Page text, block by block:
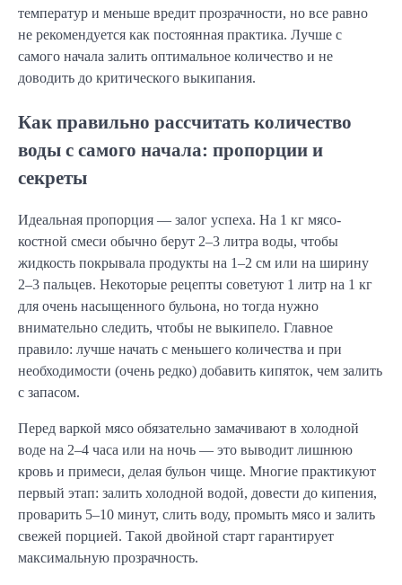
температур и меньше вредит прозрачности, но все равно
не рекомендуется как постоянная практика. Лучше с
самого начала залить оптимальное количество и не
доводить до критического выкипания.
Как правильно рассчитать количество
воды с самого начала: пропорции и
секреты
Идеальная пропорция — залог успеха. На 1 кг мясо-
костной смеси обычно берут 2–3 литра воды, чтобы
жидкость покрывала продукты на 1–2 см или на ширину
2–3 пальцев. Некоторые рецепты советуют 1 литр на 1 кг
для очень насыщенного бульона, но тогда нужно
внимательно следить, чтобы не выкипело. Главное
правило: лучше начать с меньшего количества и при
необходимости (очень редко) добавить кипяток, чем залить
с запасом.
Перед варкой мясо обязательно замачивают в холодной
воде на 2–4 часа или на ночь — это выводит лишнюю
кровь и примеси, делая бульон чище. Многие практикуют
первый этап: залить холодной водой, довести до кипения,
проварить 5–10 минут, слить воду, промыть мясо и залить
свежей порцией. Такой двойной старт гарантирует
максимальную прозрачность.